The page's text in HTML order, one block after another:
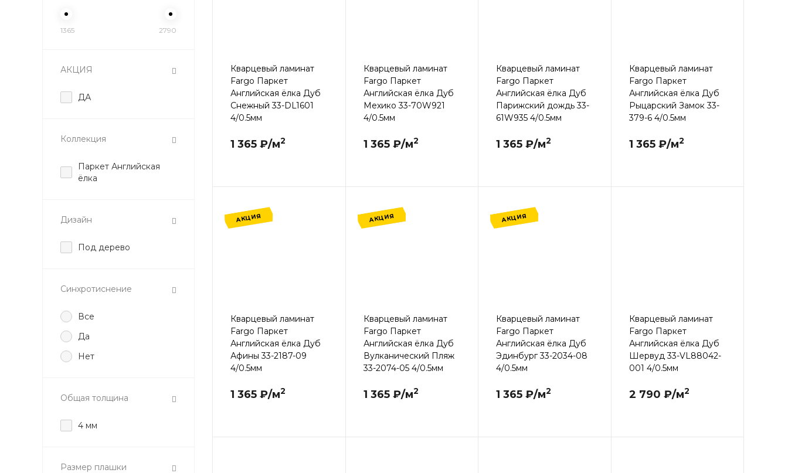
1365 2790
АКЦИЯ
ДА
Коллекция
Паркет Английская
ёлка
Дизайн
Под дерево
Синхротиснение
Все
Да
Нет
Общая толщина
4 мм
Размер плашки
Кварцевый ламинат
Fargo Паркет
Английская ёлка Дуб
Снежный 33-DL1601
4/0.5мм
1 365 ₽/м2
Кварцевый ламинат
Fargo Паркет
Английская ёлка Дуб
Мехико 33-70W921
4/0.5мм
1 365 ₽/м2
Кварцевый ламинат
Fargo Паркет
Английская ёлка Дуб
Парижский дождь 33-
61W935 4/0.5мм
1 365 ₽/м2
Кварцевый ламинат
Fargo Паркет
Английская ёлка Дуб
Рыцарский Замок 33-
379-6 4/0.5мм
1 365 ₽/м2
АКЦИЯ
Кварцевый ламинат
Fargo Паркет
Английская ёлка Дуб
Афины 33-2187-09
4/0.5мм
1 365 ₽/м2
АКЦИЯ
Кварцевый ламинат
Fargo Паркет
Английская ёлка Дуб
Вулканический Пляж
33-2074-05 4/0.5мм
1 365 ₽/м2
АКЦИЯ
Кварцевый ламинат
Fargo Паркет
Английская ёлка Дуб
Эдинбург 33-2034-08
4/0.5мм
1 365 ₽/м2
Кварцевый ламинат
Fargo Паркет
Английская ёлка Дуб
Шервуд 33-VL88042-
001 4/0.5мм
2 790 ₽/м2